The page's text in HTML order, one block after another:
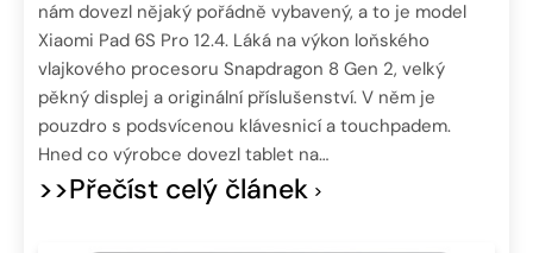
nám dovezl nějaký pořádně vybavený, a to je model
Xiaomi Pad 6S Pro 12.4. Láká na výkon loňského
vlajkového procesoru Snapdragon 8 Gen 2, velký
pěkný displej a originální příslušenství. V něm je
pouzdro s podsvícenou klávesnicí a touchpadem.
Hned co výrobce dovezl tablet na…
>>Přečíst celý článek